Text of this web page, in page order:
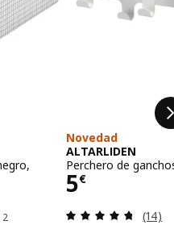
2
Novedad
ALTARLIDEN
Perchero de
5€
Precio 5€
(14)